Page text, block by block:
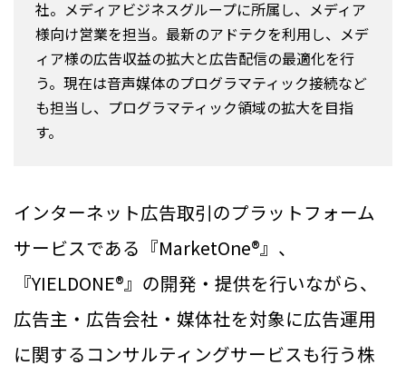
社。メディアビジネスグループに所属し、メディア
様向け営業を担当。最新のアドテクを利用し、メデ
ィア様の広告収益の拡大と広告配信の最適化を行
う。現在は音声媒体のプログラマティック接続など
も担当し、プログラマティック領域の拡大を目指
す。
インターネット広告取引のプラットフォーム
サービスである『MarketOne®』、
『YIELDONE®』の開発・提供を行いながら、
広告主・広告会社・媒体社を対象に広告運用
に関するコンサルティングサービスも行う株